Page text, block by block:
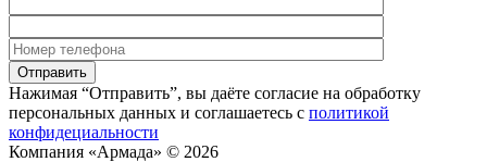
Нажимая “Отправить”, вы даёте согласие на обработку
персональных данных и соглашаетесь с политикой
конфидециальности
Компания «Армада» © 2026